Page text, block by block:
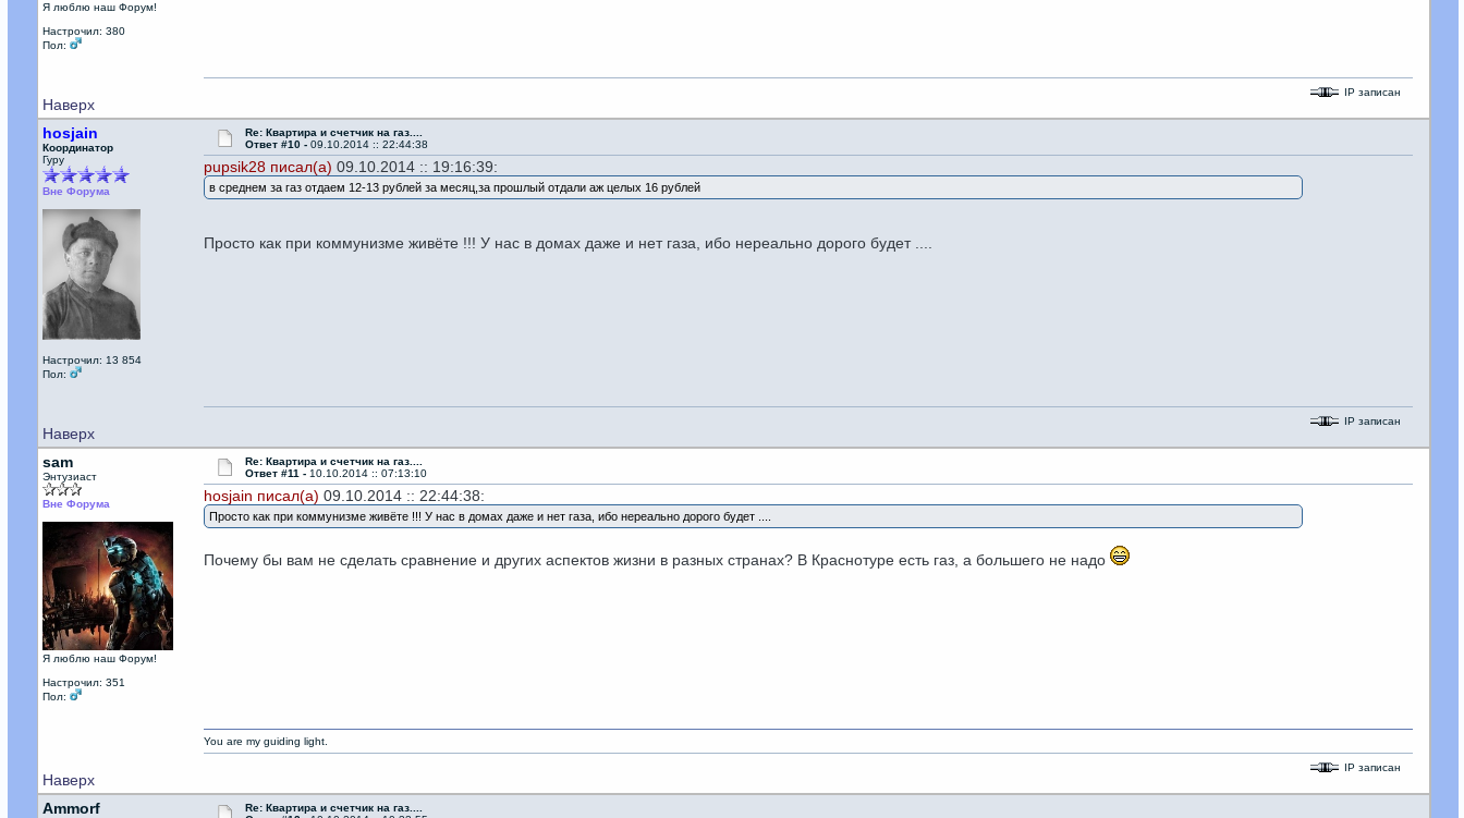
Я люблю наш Форум!
Настрочил: 380
Пол:
Наверх
IP записан
hosjain
Координатор
Гуру
Вне Форума
Настрочил: 13 854
Пол:
Re: Квартира и счетчик на газ....
Ответ #10 - 09.10.2014 :: 22:44:38
pupsik28 писал(а) 09.10.2014 :: 19:16:39:
в среднем за газ отдаем 12-13 рублей за месяц,за прошлый отдали аж целых 16 рублей
Просто как при коммунизме живёте !!! У нас в домах даже и нет газа, ибо нереально дорого будет ....
Наверх
IP записан
sam
Энтузиаст
Вне Форума
Я люблю наш Форум!
Настрочил: 351
Пол:
Re: Квартира и счетчик на газ....
Ответ #11 - 10.10.2014 :: 07:13:10
hosjain писал(а) 09.10.2014 :: 22:44:38:
Просто как при коммунизме живёте !!! У нас в домах даже и нет газа, ибо нереально дорого будет ....
Почему бы вам не сделать сравнение и других аспектов жизни в разных странах? В Краснотуре есть газ, а большего не надо
Наверх
You are my guiding light.
IP записан
Ammorf
Re: Квартира и счетчик на газ....